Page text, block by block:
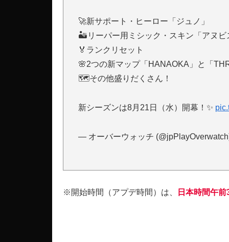
🚀新サポート・ヒーロー「ジュノ」
🏜リーパー用ミシック・スキン「アヌビ
🏅ランクリセット
🌸2つの新マップ「HANAOKA」と「
🗺その他盛りだくさん！
新シーズンは8月21日（水）開幕！✨
— オーバーウォッチ
※開始時間（アプデ時間）は、 日本時間午前